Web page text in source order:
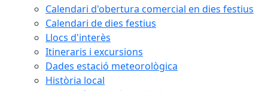
Calendari d'obertura comercial en dies festius
Calendari de dies festius
Llocs d'interès
Itineraris i excursions
Dades estació meteorològica
Història local